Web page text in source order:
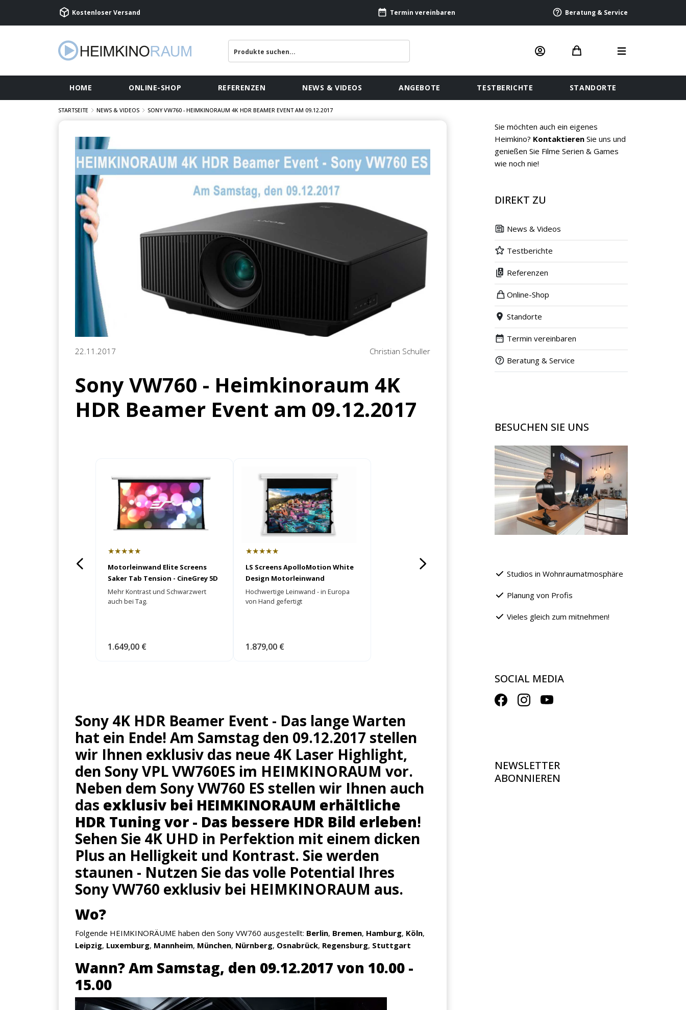
Kostenloser Versand Termin vereinbaren Beratung & Service
HOME ONLINE-SHOP REFERENZEN NEWS & VIDEOS ANGEBOTE TESTBERICHTE STANDORTE
STARTSEITE NEWS & VIDEOS SONY VW760 - HEIMKINORAUM 4K HDR BEAMER EVENT AM 09.12.2017
22.11.2017 Christian Schuller
Sony VW760 - Heimkinoraum 4K
HDR Beamer Event am 09.12.2017
★★★★★
Motorleinwand Elite Screens
Saker Tab Tension - CineGrey 5D
Mehr Kontrast und Schwarzwert
auch bei Tag.
1.649,00 €
★★★★★
LS Screens ApolloMotion White
Design Motorleinwand
Hochwertige Leinwand - in Europa
von Hand gefertigt
1.879,00 €
Sony 4K HDR Beamer Event - Das lange Warten
hat ein Ende! Am Samstag den 09.12.2017 stellen
wir Ihnen exklusiv das neue 4K Laser Highlight,
den Sony VPL VW760ES im HEIMKINORAUM vor.
Neben dem Sony VW760 ES stellen wir Ihnen auch
das exklusiv bei HEIMKINORAUM erhältliche
HDR Tuning vor - Das bessere HDR Bild erleben!
Sehen Sie 4K UHD in Perfektion mit einem dicken
Plus an Helligkeit und Kontrast. Sie werden
staunen - Nutzen Sie das volle Potential Ihres
Sony VW760 exklusiv bei HEIMKINORAUM aus.
Wo?
Folgende HEIMKINORÄUME haben den Sony VW760 ausgestellt: Berlin, Bremen, Hamburg, Köln,
Leipzig, Luxemburg, Mannheim, München, Nürnberg, Osnabrück, Regensburg, Stuttgart
Wann?Am Samstag, den 09.12.2017 von 10.00 -
15.00
Sie möchten auch ein eigenes
Heimkino? Kontaktieren Sie uns und
genießen Sie Filme Serien & Games
wie noch nie!
DIREKT ZU
News & Videos
Testberichte
Referenzen
Online-Shop
Standorte
Termin vereinbaren
Beratung & Service
BESUCHEN SIE UNS
Studios in Wohnraumatmosphäre
Planung von Profis
Vieles gleich zum mitnehmen!
SOCIAL MEDIA
NEWSLETTER
ABONNIEREN